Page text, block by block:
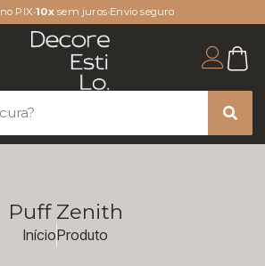
no PIX•10xsem juros•Envio seguro
Puff Zenith
InícioProduto